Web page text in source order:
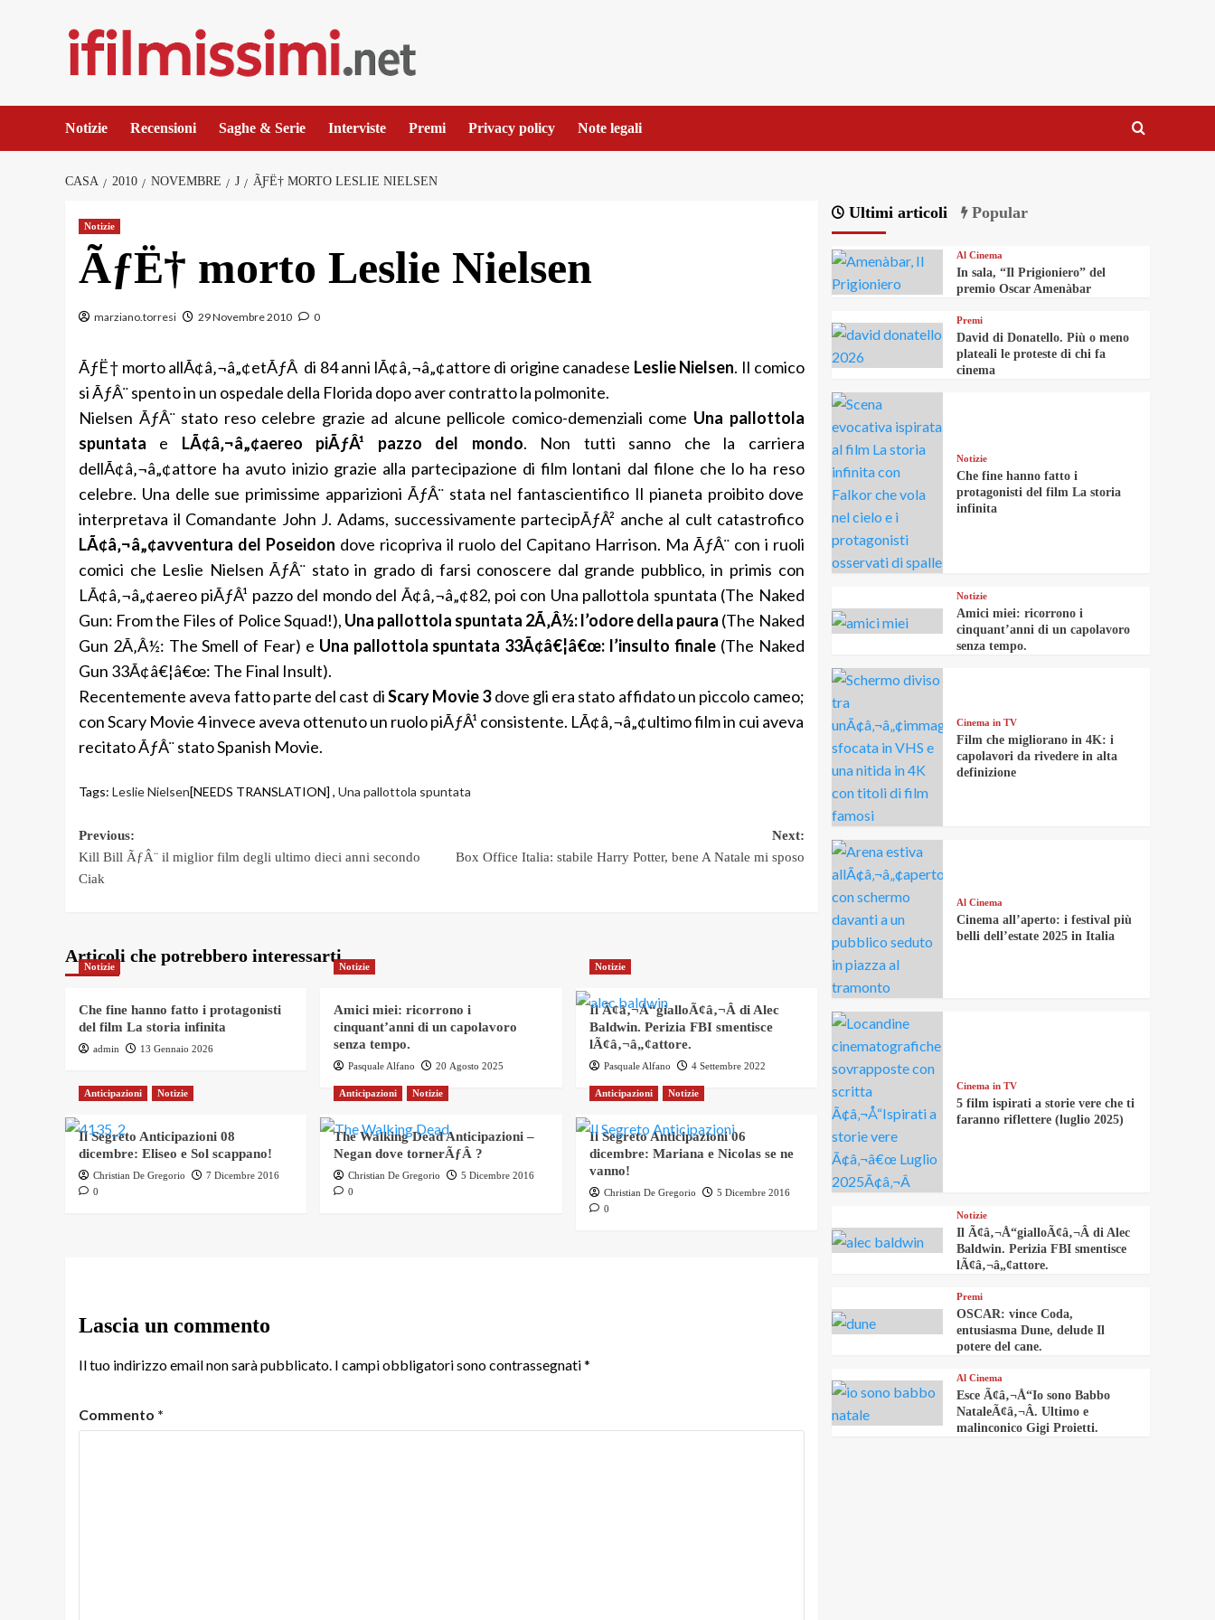
Notizie Recensioni Saghe & Serie Interviste Premi Privacy policy Note legali
CASA 2010 NOVEMBRE J ÃƑË† MORTO LESLIE NIELSEN
Notizie
ÃƒË† morto Leslie Nielsen
marziano.torresi 29 Novembre 2010 0
ÃƒË† morto allÃ¢â‚¬â„¢etÃƒÂ di 84 anni lÃ¢â‚¬â„¢attore di origine canadese Leslie Nielsen. Il comico
si ÃƒÂ¨ spento in un ospedale della Florida dopo aver contratto la polmonite.
Nielsen ÃƒÂ¨ stato reso celebre grazie ad alcune pellicole comico-demenziali come Una pallottola
spuntata e LÃ¢â‚¬â„¢aereo piÃƒÂ¹ pazzo del mondo. Non tutti sanno che la carriera
dellÃ¢â‚¬â„¢attore ha avuto inizio grazie alla partecipazione di film lontani dal filone che lo ha reso
celebre. Una delle sue primissime apparizioni ÃƒÂ¨ stata nel fantascientifico Il pianeta proibito dove
interpretava il Comandante John J. Adams, successivamente partecipÃƒÂ² anche al cult catastrofico
LÃ¢â‚¬â„¢avventura del Poseidon dove ricopriva il ruolo del Capitano Harrison. Ma ÃƒÂ¨ con i ruoli
comici che Leslie Nielsen ÃƒÂ¨ stato in grado di farsi conoscere dal grande pubblico, in primis con
LÃ¢â‚¬â„¢aereo piÃƒÂ¹ pazzo del mondo del Ã¢â‚¬â„¢82, poi con Una pallottola spuntata (The Naked
Gun: From the Files of Police Squad!), Una pallottola spuntata 2Ã‚Â½: l’odore della paura (The Naked
Gun 2Ã‚Â½: The Smell of Fear) e Una pallottola spuntata 33Ã¢â€¦â€œ: l’insulto finale(The Naked
Gun 33Ã¢â€¦â€œ: The Final Insult).
Recentemente aveva fatto parte del cast diScary Movie 3dove gli era stato affidato un piccolo cameo;
con Scary Movie 4 invece aveva ottenuto un ruolo piÃƒÂ¹ consistente. LÃ¢â‚¬â„¢ultimo film in cui aveva
recitato ÃƒÂ¨ stato Spanish Movie.
Tags: Leslie Nielsen[NEEDS TRANSLATION] , Una pallottola spuntata
Post
navigation
Previous:
Kill Bill ÃƒÂ¨ il miglior film degli ultimo dieci anni secondo
Ciak
Next:
Box Office Italia: stabile Harry Potter, bene A Natale mi sposo
Articoli che potrebbero interessarti
Notizie
Che fine hanno fatto i protagonisti
del film La storia infinita
admin 13 Gennaio 2026
Notizie
Amici miei: ricorrono i
cinquant’anni di un capolavoro
senza tempo.
Pasquale Alfano 20 Agosto 2025
Notizie
Il Ã¢â‚¬Å“gialloÃ¢â‚¬Â di Alec
Baldwin. Perizia FBI smentisce
lÃ¢â‚¬â„¢attore.
Pasquale Alfano 4 Settembre 2022
Anticipazioni Notizie
Il Segreto Anticipazioni 08
dicembre: Eliseo e Sol scappano!
Christian De Gregorio
7 Dicembre 2016
0
Anticipazioni Notizie
The Walking Dead Anticipazioni –
Negan dove tornerÃƒÂ ?
Christian De Gregorio
5 Dicembre 2016
0
Anticipazioni Notizie
Il Segreto Anticipazioni 06
dicembre: Mariana e Nicolas se ne
vanno!
Christian De Gregorio
5 Dicembre 2016
0
Lascia un commento
Il tuo indirizzo email non sarà pubblicato. I campi obbligatori sono contrassegnati*
Commento *
Ultimi articoli Popular
Al Cinema
In sala, “Il Prigioniero” del
premio Oscar Amenàbar
Premi
David di Donatello. Più o meno
plateali le proteste di chi fa
cinema
Notizie
Che fine hanno fatto i
protagonisti del film La storia
infinita
Notizie
Amici miei: ricorrono i
cinquant’anni di un capolavoro
senza tempo.
Cinema in TV
Film che migliorano in 4K: i
capolavori da rivedere in alta
definizione
Al Cinema
Cinema all’aperto: i festival più
belli dell’estate 2025 in Italia
Cinema in TV
5 film ispirati a storie vere che ti
faranno riflettere (luglio 2025)
Notizie
Il Ã¢â‚¬Å“gialloÃ¢â‚¬Â di Alec
Baldwin. Perizia FBI smentisce
lÃ¢â‚¬â„¢attore.
Premi
OSCAR: vince Coda,
entusiasma Dune, delude Il
potere del cane.
Al Cinema
Esce Ã¢â‚¬Å“Io sono Babbo
NataleÃ¢â‚¬Â. Ultimo e
malinconico Gigi Proietti.